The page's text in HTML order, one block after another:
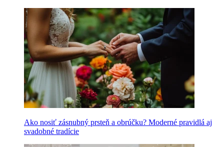
Ako nosiť zásnubný prsteň a obrúčku? Moderné pravidlá aj
svadobné tradície